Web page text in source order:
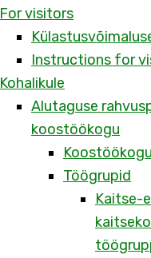
For visitors
Instructions for
Kohalikule
Alutaguse
koostöökogu
Töögrupid
Kaitse-